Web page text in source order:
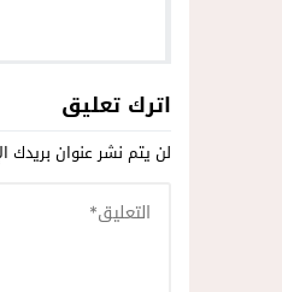
اترك تعليق
لن يتم نشر عنوان بريدك